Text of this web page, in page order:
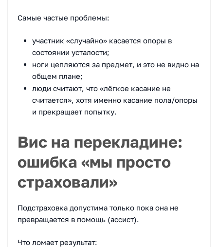
Самые частые проблемы:
участник «случайно» касается опоры в
состоянии усталости;
ноги цепляются за предмет, и это не видно на
общем плане;
люди считают, что «лёгкое касание не
считается», хотя именно касание пола/опоры
и прекращает попытку.
Вис на перекладине:
ошибка «мы просто
страховали»
Подстраховка допустима только пока она не
превращается в помощь (ассист).
Что ломает результат: